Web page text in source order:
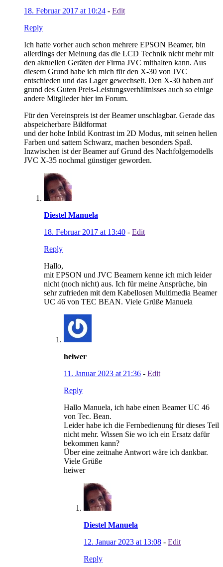
18. Februar 2017 at 10:24 - Edit
Reply
Ich hatte vorher auch schon mehrere EPSON Beamer, bin
allerdings der Meinung das die LCD Technik nicht mehr mit
den aktuellen Geräten der Firma JVC mithalten kann. Aus
diesem Grund habe ich mich für den X-30 von JVC
entschieden und das Lager gewechselt. Den X-30 haben auf
grund des Guten Preis-Leistungsverhältnisses auch so einige
andere Mitglieder hier im Forum.
Für den Vereinspreis ist der Beamer unschlagbar. Gerade das
abspeicherbare Bildformat
und der hohe Inbild Kontrast im 2D Modus, mit seinen hellen
Farben und sattem Schwarz, machen besonders Spaß.
Inzwischen ist der Beamer auf Grund des Nachfolgemodells
JVC X-35 nochmal günstiger geworden.
Diestel Manuela
18. Februar 2017 at 13:40 - Edit
Reply
Hallo,
mit EPSON und JVC Beamern kenne ich mich leider
nicht (noch nicht) aus. Ich für meine Ansprüche, bin
sehr zufrieden mit dem Kabellosen Multimedia Beamer
UC 46 von TEC BEAN. Viele Grüße Manuela
heiwer
11. Januar 2023 at 21:36 - Edit
Reply
Hallo Manuela, ich habe einen Beamer UC 46
von Tec. Bean.
Leider habe ich die Fernbedienung für dieses Teil
nicht mehr. Wissen Sie wo ich ein Ersatz dafür
bekommen kann?
Über eine zeitnahe Antwort wäre ich dankbar.
Viele Grüße
heiwer
Diestel Manuela
12. Januar 2023 at 13:08 - Edit
Reply